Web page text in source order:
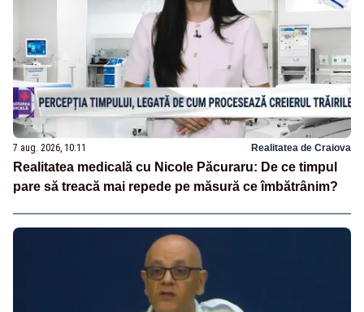
7 aug. 2026, 10:11 Realitatea de Craiova
Realitatea medicală cu Nicole Păcuraru: De ce timpul
pare să treacă mai repede pe măsură ce îmbătrânim?